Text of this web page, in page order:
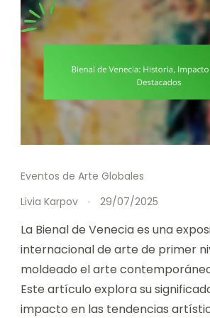
Eventos de Arte Globales
Livia Karpov
29/07/2025
La Bienal de Venecia es una
internacional de arte de primer
moldeado el arte contemporáneo
Este artículo explora su
impacto en las tendencias